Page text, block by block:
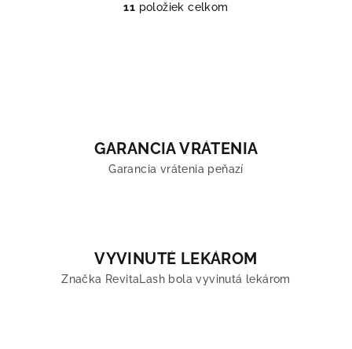
Ovládacie prvky výpisu
11 položiek celkom
GARANCIA VRÁTENIA
Garancia vrátenia peňazí
VYVINUTÉ LEKÁROM
Značka RevitaLash bola vyvinutá lekárom